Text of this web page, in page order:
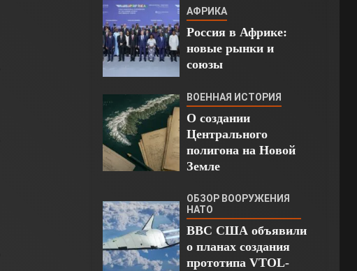
АФРИКА
Россия в Африке:
новые рынки и
союзы
ВОЕННАЯ ИСТОРИЯ
О создании
Центрального
полигона на Новой
Земле
ОБЗОР ВООРУЖЕНИЯ
НАТО
ВВС США объявили
о планах создания
прототипа VTOL-